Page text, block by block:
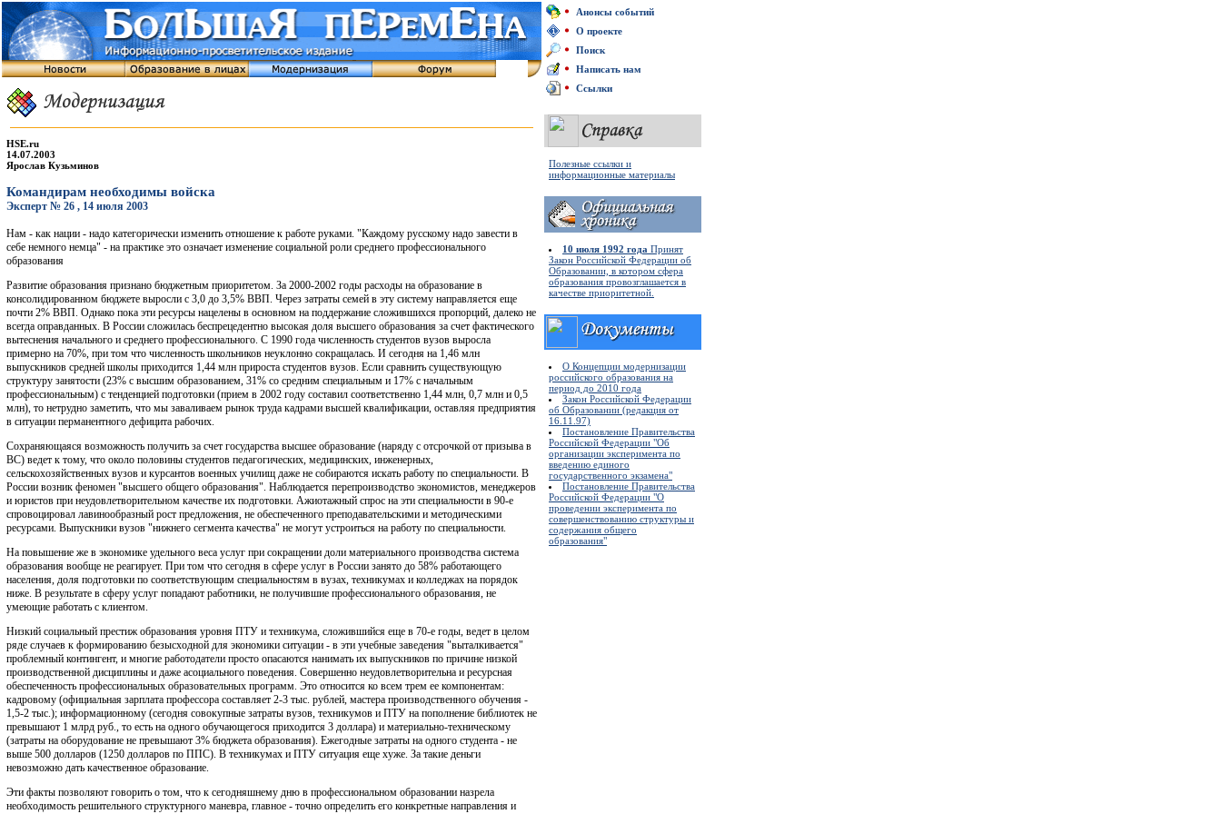
HSE.ru
14.07.2003
Ярослав Кузьминов
Командирам необходимы войска
Эксперт № 26 , 14 июля 2003
Нам - как нации - надо категорически изменить отношение к работе руками. "Каждому русскому надо завести в
себе немного немца" - на практике это означает изменение социальной роли среднего профессионального
образования
Развитие образования признано бюджетным приоритетом. За 2000-2002 годы расходы на образование в
консолидированном бюджете выросли с 3,0 до 3,5% ВВП. Через затраты семей в эту систему направляется еще
почти 2% ВВП. Однако пока эти ресурсы нацелены в основном на поддержание сложившихся пропорций, далеко не
всегда оправданных. В России сложилась беспрецедентно высокая доля высшего образования за счет фактического
вытеснения начального и среднего профессионального. С 1990 года численность студентов вузов выросла
примерно на 70%, при том что численность школьников неуклонно сокращалась. И сегодня на 1,46 млн
выпускников средней школы приходится 1,44 млн прироста студентов вузов. Если сравнить существующую
структуру занятости (23% с высшим образованием, 31% со средним специальным и 17% с начальным
профессиональным) с тенденцией подготовки (прием в 2002 году составил соответственно 1,44 млн, 0,7 млн и 0,5
млн), то нетрудно заметить, что мы заваливаем рынок труда кадрами высшей квалификации, оставляя предприятия
в ситуации перманентного дефицита рабочих.
Сохраняющаяся возможность получить за счет государства высшее образование (наряду с отсрочкой от призыва в
ВС) ведет к тому, что около половины студентов педагогических, медицинских, инженерных,
сельскохозяйственных вузов и курсантов военных училищ даже не собираются искать работу по специальности. В
России возник феномен "высшего общего образования". Наблюдается перепроизводство экономистов, менеджеров
и юристов при неудовлетворительном качестве их подготовки. Ажиотажный спрос на эти специальности в 90-е
спровоцировал лавинообразный рост предложения, не обеспеченного преподавательскими и методическими
ресурсами. Выпускники вузов "нижнего сегмента качества" не могут устроиться на работу по специальности.
На повышение же в экономике удельного веса услуг при сокращении доли материального производства система
образования вообще не реагирует. При том что сегодня в сфере услуг в России занято до 58% работающего
населения, доля подготовки по соответствующим специальностям в вузах, техникумах и колледжах на порядок
ниже. В результате в сферу услуг попадают работники, не получившие профессионального образования, не
умеющие работать с клиентом.
Низкий социальный престиж образования уровня ПТУ и техникума, сложившийся еще в 70-е годы, ведет в целом
ряде случаев к формированию безысходной для экономики ситуации - в эти учебные заведения "выталкивается"
проблемный контингент, и многие работодатели просто опасаются нанимать их выпускников по причине низкой
производственной дисциплины и даже асоциального поведения. Совершенно неудовлетворительна и ресурсная
обеспеченность профессиональных образовательных программ. Это относится ко всем трем ее компонентам:
кадровому (официальная зарплата профессора составляет 2-3 тыс. рублей, мастера производственного обучения -
1,5-2 тыс.); информационному (сегодня совокупные затраты вузов, техникумов и ПТУ на пополнение библиотек не
превышают 1 млрд руб., то есть на одного обучающегося приходится 3 доллара) и материально-техническому
(затраты на оборудование не превышают 3% бюджета образования). Ежегодные затраты на одного студента - не
выше 500 долларов (1250 долларов по ППС). В техникумах и ПТУ ситуация еще хуже. За такие деньги
невозможно дать качественное образование.
Эти факты позволяют говорить о том, что к сегодняшнему дню в профессиональном образовании назрела
необходимость решительного структурного маневра, главное - точно определить его конкретные направления и
Анонсы событий
О проекте
Поиск
Написать нам
Ссылки
Полезные ссылки и
информационные материалы
10 июля 1992 года Принят
Закон Российской Федерации об
Образовании, в котором сфера
образования провозглашается в
качестве приоритетной.
О Концепции модернизации
российского образования на
период до 2010 года
Закон Российской Федерации
об Образовании (редакция от
16.11.97)
Постановление Правительства
Российской Федерации "Об
организации эксперимента по
введению единого
государственного экзамена"
Постановление Правительства
Российской Федерации "О
проведении эксперимента по
совершенствованию структуры и
содержания общего
образования"